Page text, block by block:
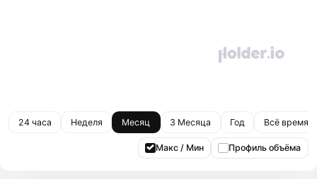
24 часа Неделя Месяц 3 Месяца Год Всё время
Макс / Мин Профиль объёма